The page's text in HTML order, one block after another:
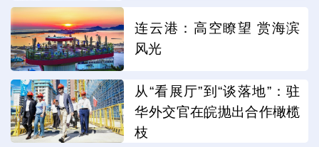
连云港：高空瞭望 赏海滨
风光
从“看展厅”到“谈落地”：驻
华外交官在皖抛出合作橄榄
枝